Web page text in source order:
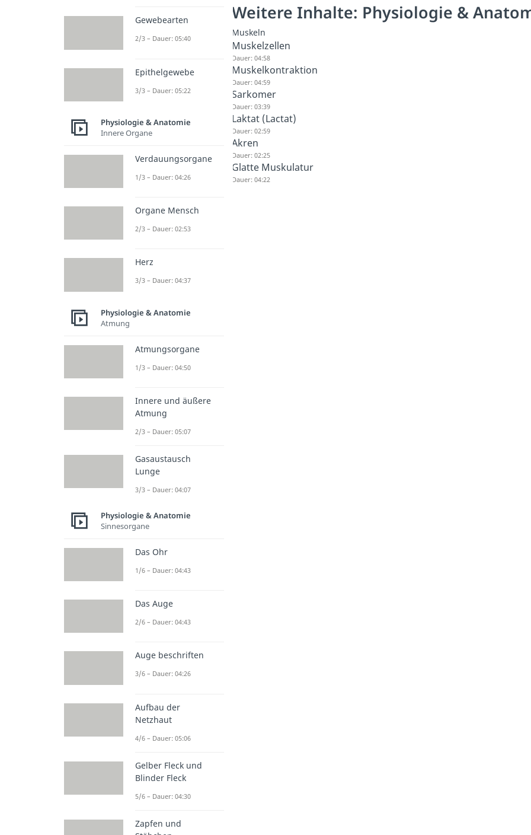
Weitere Inhalte: Physiologie &
Muskeln
Muskelzellen
Dauer: 04:58
Muskelkontraktion
Dauer: 04:59
Sarkomer
Dauer: 03:39
Laktat (Lactat)
Dauer: 02:59
Akren
Dauer: 02:25
Glatte Muskulatur
Dauer: 04:22
Gewebearten
2/3 – Dauer: 05:40
Epithelgewebe
3/3 – Dauer: 05:22
Physiologie & Anatomie
Innere Organe
Verdauungsorgane
1/3 – Dauer: 04:26
Organe Mensch
2/3 – Dauer: 02:53
Herz
3/3 – Dauer: 04:37
Physiologie & Anatomie
Atmung
Atmungsorgane
1/3 – Dauer: 04:50
Innere und äußere
Atmung
2/3 – Dauer: 05:07
Gasaustausch
Lunge
3/3 – Dauer: 04:07
Physiologie & Anatomie
Sinnesorgane
Das Ohr
1/6 – Dauer: 04:43
Das Auge
2/6 – Dauer: 04:43
Auge beschriften
3/6 – Dauer: 04:26
Aufbau der
Netzhaut
4/6 – Dauer: 05:06
Gelber Fleck und
Blinder Fleck
5/6 – Dauer: 04:30
Zapfen und